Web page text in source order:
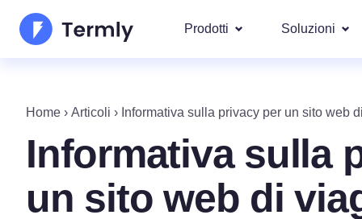
Prodotti
Privacy
Generatore di
Generatore di EULA
Soluzioni
Le nostre
IAB
DSAR
Per
La roadmap dei prodotti Termly
Home › Articoli › Informativa sulla privacy per un sito web
Informativa sulla
un sito web di